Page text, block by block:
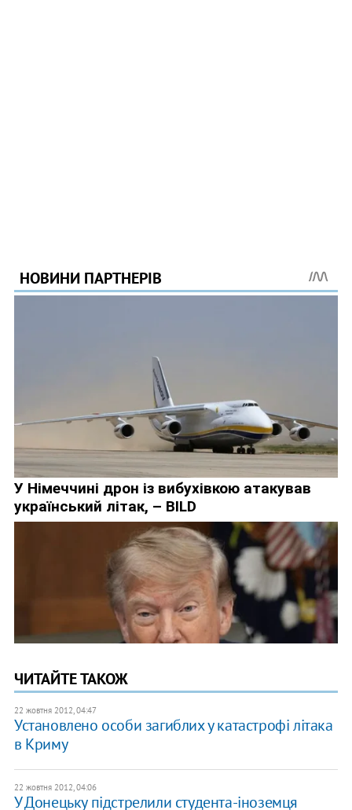
ЧИТАЙТЕ ТАКОЖ
22 жовтня 2012, 04:47
Установлено особи загиблих у катастрофі літака
в Криму
22 жовтня 2012, 04:06
У Донецьку підстрелили студента-іноземця